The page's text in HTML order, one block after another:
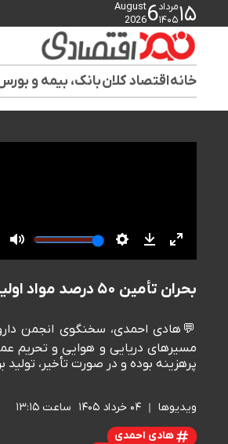
۱۵مرداد
۱۴۰۵6
August
2026
خانهاقتصاد کلانبانک، بیمه و
بحران تأمین ۵۰ درصد مواد اولیه دارویی پس از محاصره دریایی
پرهزینه بوده و در صورت تأخیر،
ویدیوها ۰۴ خرداد ۱۴۰۵ ساعت ۱۳:۱۵
هادی احمدی